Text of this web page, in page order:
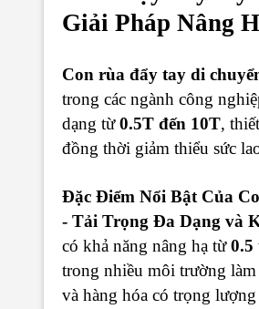
Giải Pháp Nâng
Con rùa đẩy tay di
trong các ngành công
dạng từ0.5T đến 10T,
đồng thời giảm thiểu sức
Đặc Điểm Nổi Bật Của
- Tải Trọng Đa Dạng và
có khả năng nâng hạ từ0.5
trong nhiều môi trường
và hàng hóa có trọng